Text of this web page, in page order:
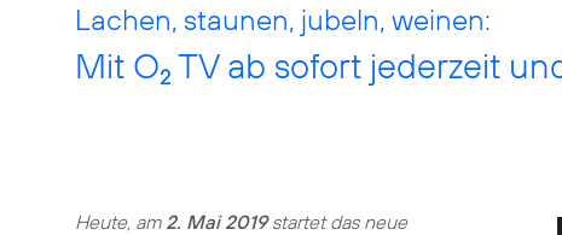
Lachen, staunen, jubeln, weinen:
Mit O2 TV ab sofort jederzeit
Heute, am 2. Mai 2019startet das neue